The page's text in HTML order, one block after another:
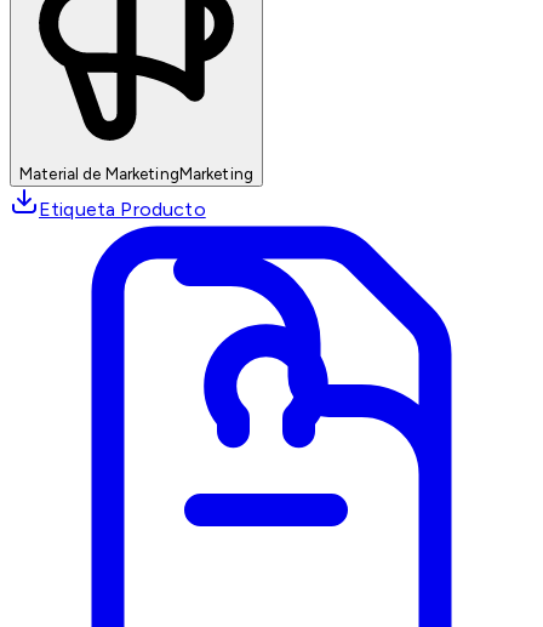
Material de MarketingMarketing
Etiqueta Producto